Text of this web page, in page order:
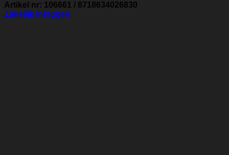
Artikel nr: 106661 / 8718634026830
Zakelijk inloggen